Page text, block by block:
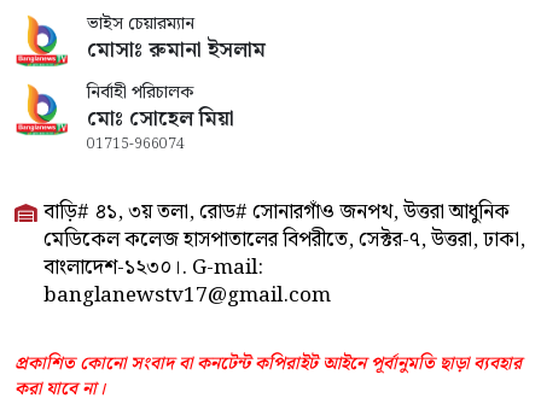
ভাইস চেয়ারম্যান
মোসাঃ রুমানা ইসলাম
নির্বাহী পরিচালক
মোঃ সোহেল মিয়া
01715-966074
বাড়ি# ৪১, ৩য় তলা, রোড# সোনারগাঁও জনপথ, উত্তরা আধুনিক
মেডিকেল কলেজ হাসপাতালের বিপরীতে, সেক্টর-৭, উত্তরা, ঢাকা,
বাংলাদেশ-১২৩০।. G-mail:
banglanewstv17@gmail.com
প্রকাশিত কোনো সংবাদ বা কনটেন্ট কপিরাইট আইনে পূর্বানুমতি ছাড়া ব্যবহার
করা যাবে না।